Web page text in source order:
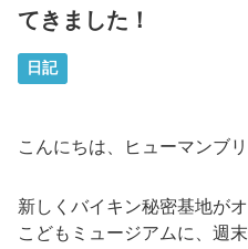
てきました！
日記
こんにちは、ヒューマンブ
新しくバイキン秘密基地が
こどもミュージアムに、週